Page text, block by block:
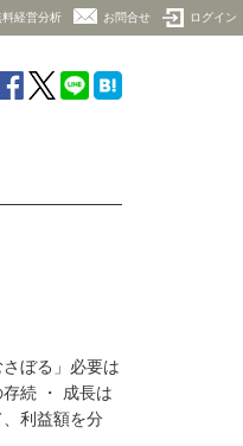
料経営分析 お問合せ ログイン
ぼる」必要は
続 ・ 成長は
利益額を分